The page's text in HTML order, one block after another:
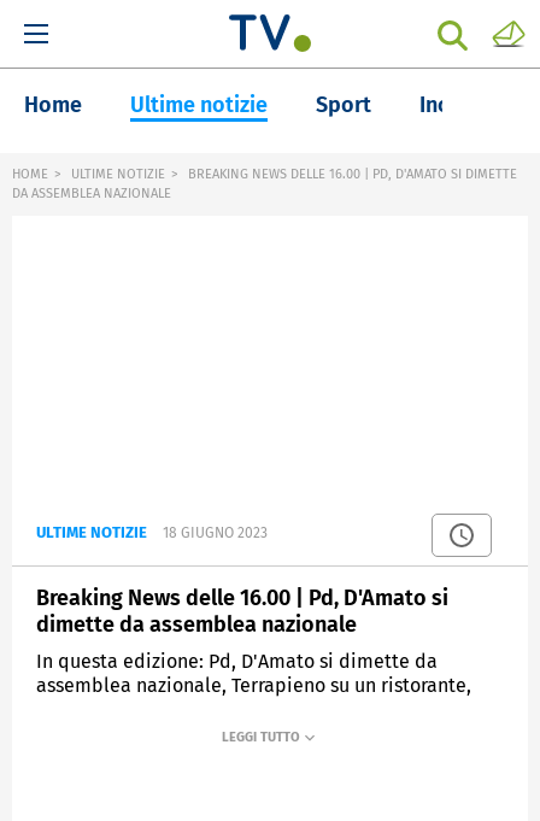
Home Ultime notizie Sport Inchieste
HOME ULTIME NOTIZIE
BREAKING NEWS DELLE 16.00 | PD, D'AMATO SI DIMETTE
DA ASSEMBLEA NAZIONALE
ULTIME NOTIZIE 18 GIUGNO 2023
Breaking News delle 16.00 | Pd, D'Amato si
dimette da assemblea nazionale
In questa edizione: Pd, D'Amato si dimette da
assemblea nazionale, Terrapieno su un ristorante,
sgomberato, Primo Angelus del Papa dopo